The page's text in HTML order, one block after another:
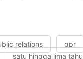
relations gpr
satu hingga lima